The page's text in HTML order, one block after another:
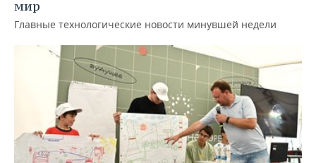
мир
Главные технологические новости минувшей недели